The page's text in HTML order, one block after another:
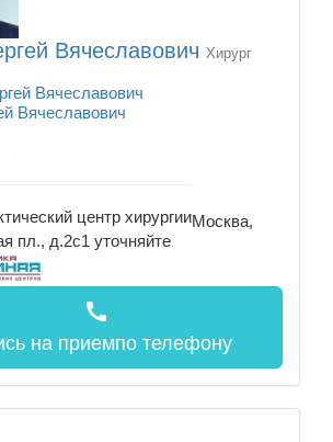
Вячеславович Хирург
Вячеславович
центр хирургииМосква,
пл., д.2с1 уточняйте
call
на приемпо телефону